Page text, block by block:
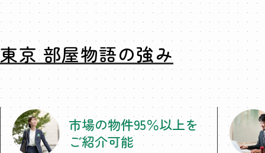
東京 部屋物語の強み
市場の物件95％以上を
ご紹介可能